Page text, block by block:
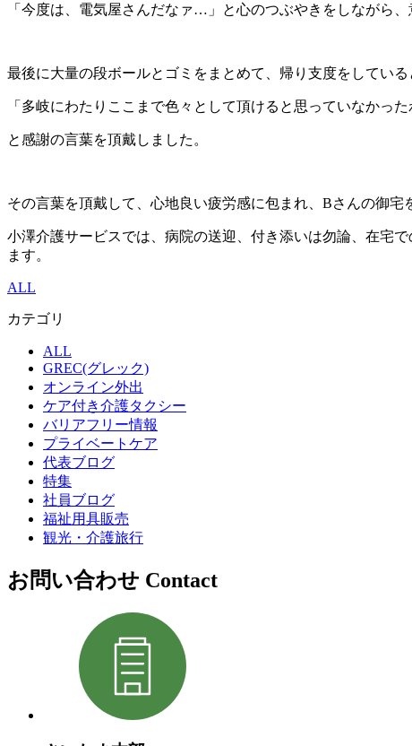
「今度は、電気屋さんだなァ…」と心のつぶやきをしながら
最後に大量の段ボールとゴミをまとめて、帰り支度をしている
「多岐にわたりここまで色々として頂けると思っていなかっ
と感謝の言葉を頂戴しました。
その言葉を頂戴して、心地良い疲労感に包まれ、Bさんの御宅
小澤介護サービスでは、病院の送迎、付き添いは勿論、在宅
ます。
ALL
カテゴリ
ALL
GREC(グレック)
オンライン外出
ケア付き介護タクシー
バリアフリー情報
プライベートケア
代表ブログ
特集
社員ブログ
福祉用具販売
観光・介護旅行
お問い合わせ Contact